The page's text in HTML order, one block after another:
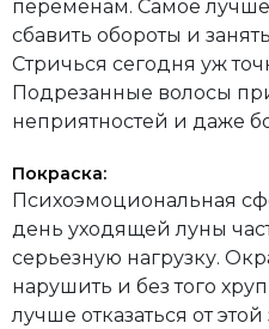
переменам. Самое
сбавить обороты и
Стричься сегодня уж
Подрезанные волосы
неприятностей и даже
Покраска:
Психоэмоциональная
день уходящей луны
серьезную нагрузку.
нарушить и без того
лучше отказаться от этой